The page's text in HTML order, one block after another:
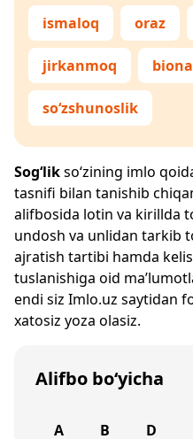
ismaloq oraz
jirkanmoq
so‘zshunoslik
Sog‘likso‘zining imlo
tasnifi bilan tanishib
alifbosida lotin va kirillda
undosh va unlidan tarkib
ajratish tartibi hamda
tuslanishiga oid
endi siz Imlo.uz saytidan
xatosiz yoza olasiz.
Alifbo bo‘yicha
A B D